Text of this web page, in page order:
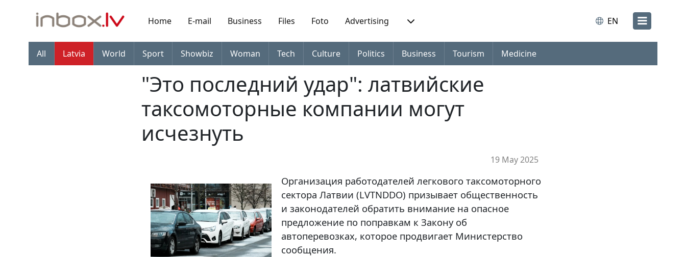
Home E-mail Business Files Foto Advertising EN
All Latvia World Sport Showbiz Woman Tech Culture Politics Business Tourism Medicine
"Это последний удар": латвийские
таксомоторные компании могут
исчезнуть
19 May 2025
Организация работодателей легкового таксомоторного
сектора Латвии (LVTNDDO) призывает общественность
и законодателей обратить внимание на опасное
предложение по поправкам к Закону об
автоперевозках, которое продвигает Министерство
сообщения.